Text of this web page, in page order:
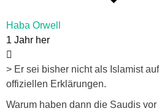
Haba Orwell
1 Jahr her
> Er sei bisher nicht als Islamist
offiziellen Erklärungen.
Warum haben dann die Saudis